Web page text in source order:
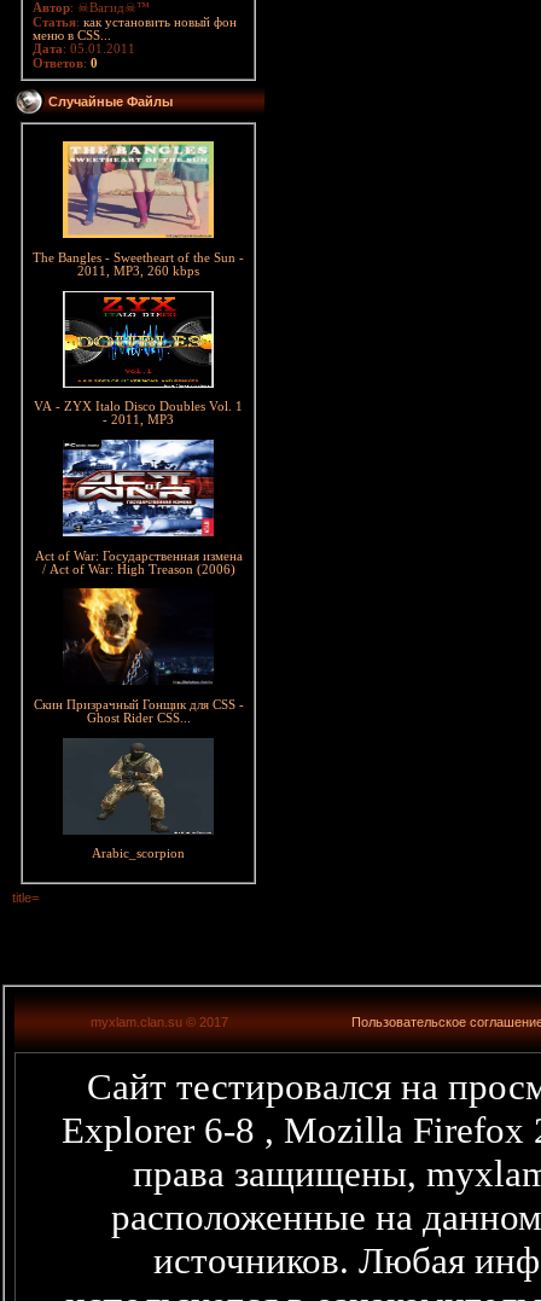
Автор: ☠Вагид☠™
Статья: как установить новый фон
меню в CSS...
Дата: 05.01.2011
Ответов: 0
Случайные Файлы
The Bangles - Sweetheart of the Sun -
2011, MP3, 260 kbps
VA - ZYX Italo Disco Doubles Vol. 1
- 2011, MP3
Act of War: Государственная измена
/ Act of War: High Treason (2006)
Скин Призрачный Гонщик для CSS -
Ghost Rider CSS...
Arabic_scorpion
title=
myxlam.clan.su © 2017 Пользовательское
Сайт тестировался на
Explorer 6-8 , Mozilla Firefox
права защищены,
расположенные на
источников. Любая информация представленная здесь,